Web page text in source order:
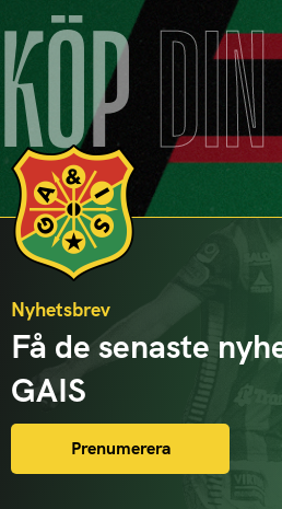
KÖP
Nyhetsbrev
Få de senaste
GAIS
Prenumerera